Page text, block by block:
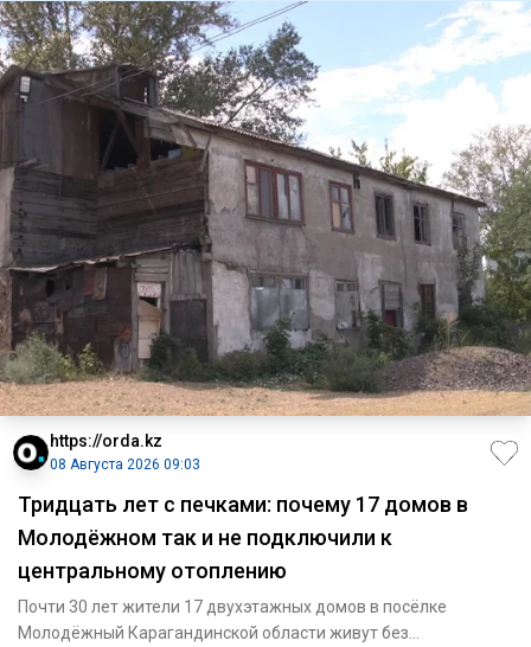
https://orda.kz
08 Августа 2026 09:03
Тридцать лет с печками: почему 17 домов в
Молодёжном так и не подключили к
центральному отоплению
Почти 30 лет жители 17 двухэтажных домов в посёлке
Молодёжный Карагандинской области живут без